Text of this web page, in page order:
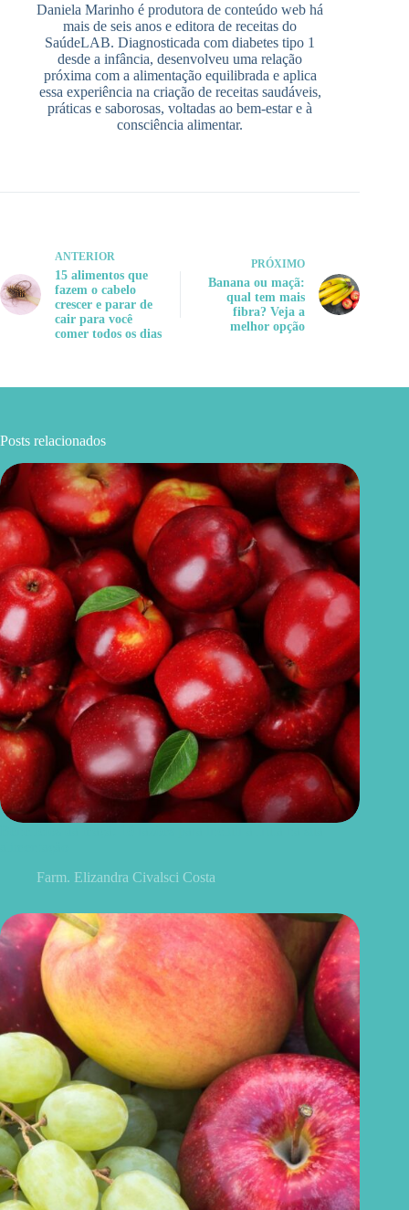
Daniela Marinho é produtora de conteúdo web há
mais de seis anos e editora de receitas do
SaúdeLAB. Diagnosticada com diabetes tipo 1
desde a infância, desenvolveu uma relação
próxima com a alimentação equilibrada e aplica
essa experiência na criação de receitas saudáveis,
práticas e saborosas, voltadas ao bem-estar e à
consciência alimentar.
ANTERIOR
15 alimentos que
fazem o cabelo
crescer e parar de
cair para você
comer todos os dias
PRÓXIMO
Banana ou maçã:
qual tem mais
fibra? Veja a
melhor opção
Posts relacionados
Farm. Elizandra Civalsci Costa